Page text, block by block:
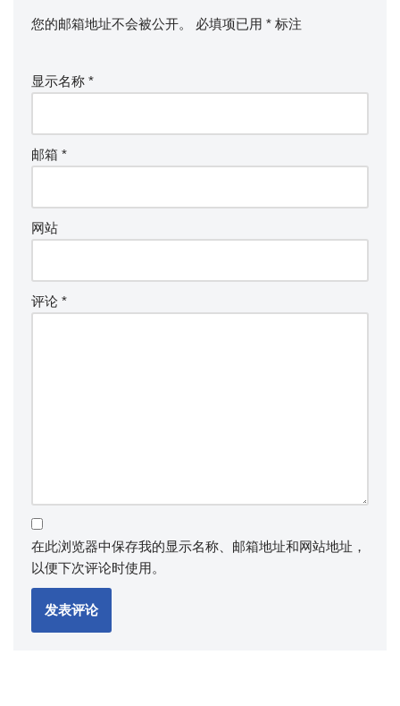
您的邮箱地址不会被公开。 必填项已用 * 标注
显示名称 *
邮箱 *
网站
评论 *
在此浏览器中保存我的显示名称、邮箱地址和网站地址，
以便下次评论时使用。